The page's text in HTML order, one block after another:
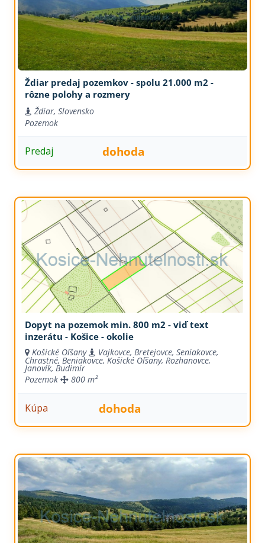
Ždiar predaj pozemkov - spolu 21.000 m2 -
rôzne polohy a rozmery
Ždiar, Slovensko
Pozemok
Predaj dohoda
Dopyt na pozemok min. 800 m2 - viď text
inzerátu - Košice - okolie
Košické Oľšany Vajkovce, Bretejovce, Seniakovce,
Chrastné, Beniakovce, Košické Oľšany, Rozhanovce,
Janovík, Budimír
Pozemok
800 m²
Kúpa dohoda